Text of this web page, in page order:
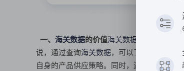
一、 海关数据的价值海关数据
包含了进出
说，通过查询海关数据，可以了解目标市场
自身的产品供应策略。同时，还能发现潜在